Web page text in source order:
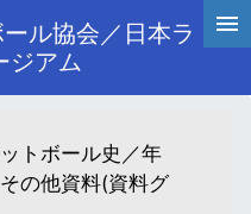
ル協会／日本ラ
ジアム
トボール史／年
の他資料(資料グ